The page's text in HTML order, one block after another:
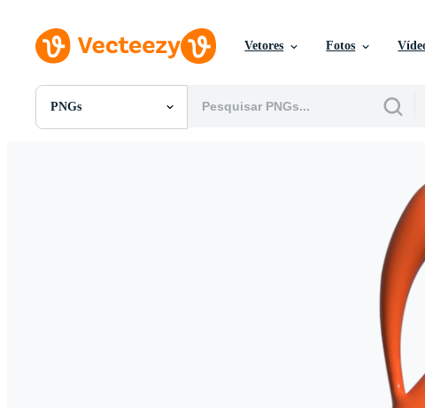
Vetores Fotos
PNGs
Todas Imagens